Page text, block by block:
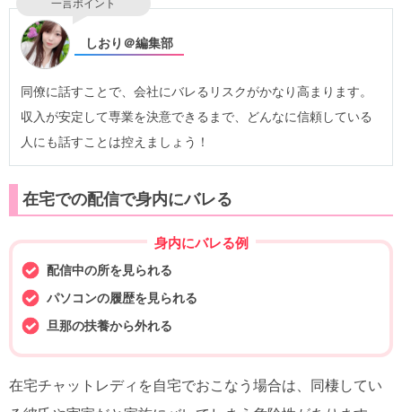
一言ポイント
しおり＠編集部
同僚に話すことで、会社にバレるリスクがかなり高まります。
収入が安定して専業を決意できるまで、どんなに信頼している
人にも話すことは控えましょう！
在宅での配信で身内にバレる
身内にバレる例
配信中の所を見られる
パソコンの履歴を見られる
旦那の扶養から外れる
在宅チャットレディを自宅でおこなう場合は、同棲してい